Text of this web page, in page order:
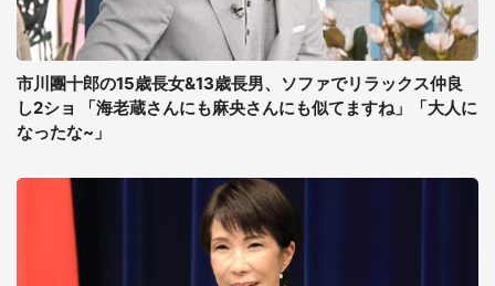
市川團十郎の15歳長女&13歳長男、ソファでリラックス仲良
し2ショ 「海老蔵さんにも麻央さんにも似てますね」「大人に
なったな~」